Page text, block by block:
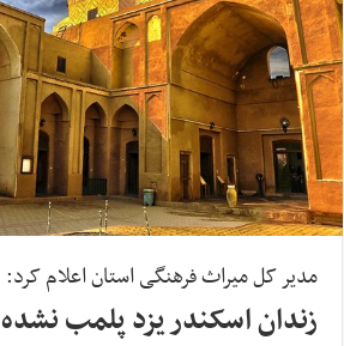
مدیر کل میراث فرهنگی استان اعلام کرد:
زندان اسکندر یزد پلمب نشده